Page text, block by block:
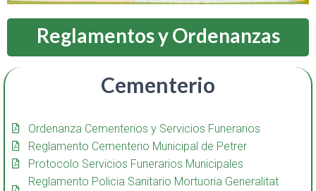
Reglamentos y Ordenanzas
Cementerio
Ordenanza Cementerios y Servicios Funerarios
Reglamento Cementerio Municipal de Petrer
Protocolo Servicios Funerarios Municipales
Reglamento Policia Sanitario Mortuoria Generalitat